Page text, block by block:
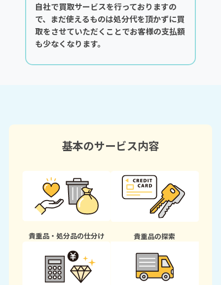
自社で買取サービスを行っておりますの
で、まだ使えるものは処分代を頂かずに買
取をさせていただくことでお客様の支払額
も少なくなります。
基本のサービス内容
貴重品・処分品の仕分け 貴重品の探索